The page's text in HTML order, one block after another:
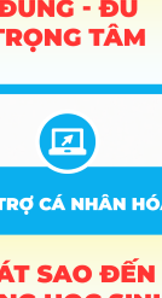
9 Luật
10
Kỹ thuật phần
11 Trí tuệ nhân tạo
Công nghệ
thông tin